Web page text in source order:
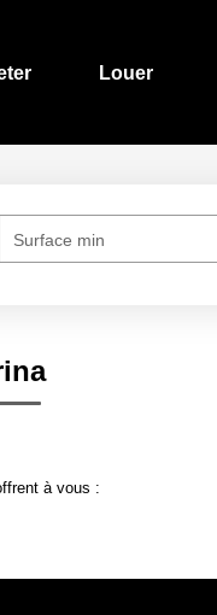
Louer
Surface min
à vous :